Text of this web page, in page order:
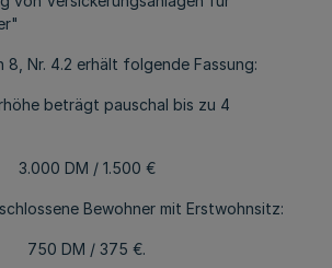
8, Nr. 4.2 erhält folgende Fassung:
beträgt pauschal bis zu 4
3.000 DM / 1.500 €
Bewohner mit Erstwohnsitz:
750 DM / 375 €.